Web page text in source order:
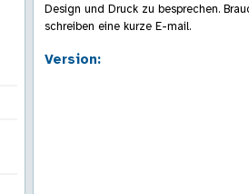
Design und Druck zu besprechen.
schreiben eine kurze E-mail.
Version: